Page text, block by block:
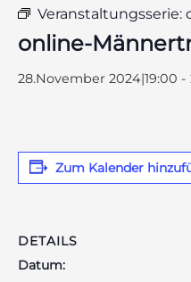
Veranstaltungsserie:
online-
28.November 2024|19:00 -
Zum Kalender
DETAILS
Datum: